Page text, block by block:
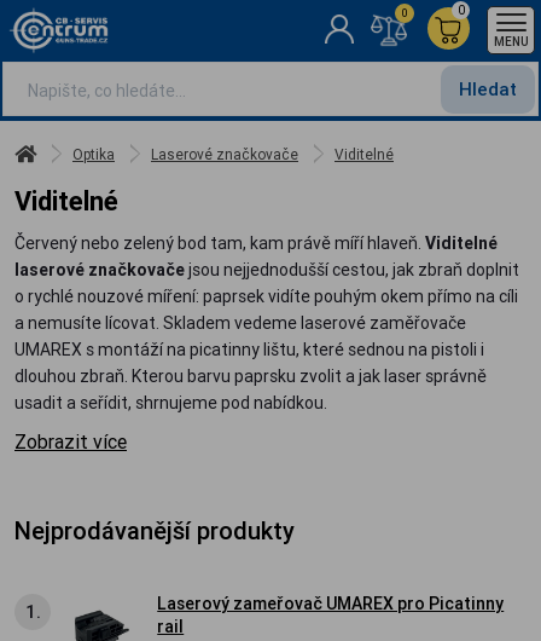
Hledat
0
0
MENU
Optika Laserové značkovače Viditelné
Viditelné
Červený nebo zelený bod tam, kam právě míří hlaveň. Viditelné
laserové značkovačejsou nejjednodušší cestou, jak zbraň doplnit
o rychlé nouzové míření: paprsek vidíte pouhým okem přímo na cíli
a nemusíte lícovat. Skladem vedeme laserové zaměřovače
UMAREX s montáží na picatinny lištu, které sednou na pistoli i
dlouhou zbraň. Kterou barvu paprsku zvolit a jak laser správně
usadit a seřídit, shrnujeme pod nabídkou.
Zobrazit více
Nejprodávanější produkty
1.
Laserový zameřovač UMAREX pro Picatinny
rail